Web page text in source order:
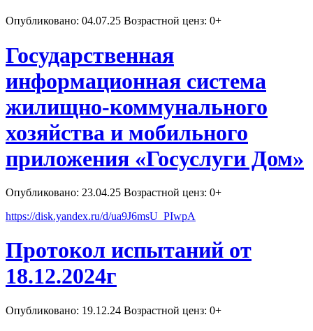
Опубликовано: 04.07.25 Возрастной ценз: 0+
Государственная
информационная система
жилищно-коммунального
хозяйства и мобильного
приложения «Госуслуги Дом»
Опубликовано: 23.04.25 Возрастной ценз: 0+
https://disk.yandex.ru/d/ua9J6msU_PIwpA
Протокол испытаний от
18.12.2024г
Опубликовано: 19.12.24 Возрастной ценз: 0+